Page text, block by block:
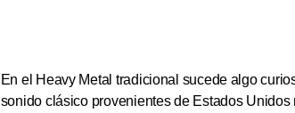
En el Heavy Metal tradicional sucede algo
sonido clásico provenientes de Estados Unidos